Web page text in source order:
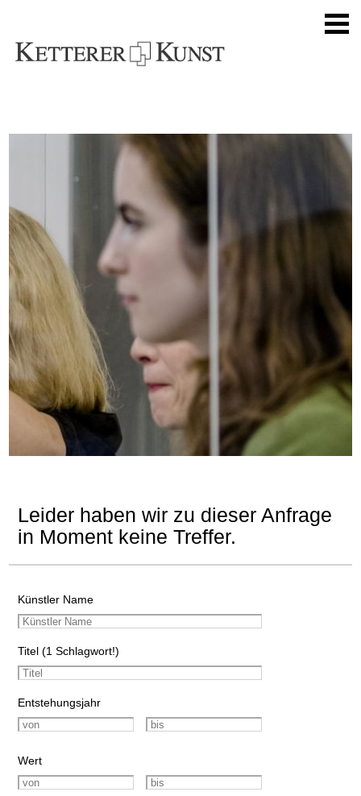
Leider haben wir zu dieser Anfrage
in Moment keine Treffer.
Künstler Name
Titel (1 Schlagwort!)
Entstehungsjahr
Wert